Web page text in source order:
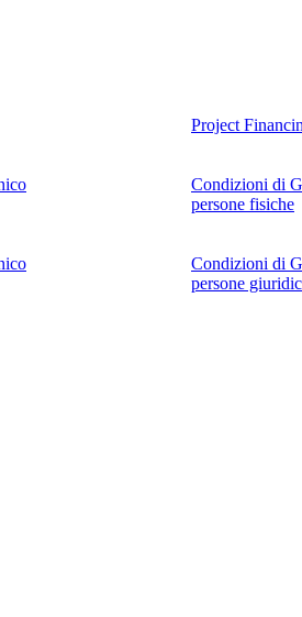
Project
Condizioni di
persone fisiche
Condizioni di
persone